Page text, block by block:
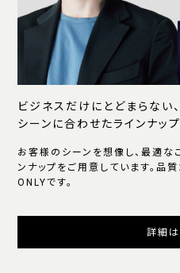
ビジネスだけにとどまらない、
シーンに合わせたラインナップ
お客様のシーンを想像し、最適な
ンナップをご用意しています。品
ONLYです。
詳細は